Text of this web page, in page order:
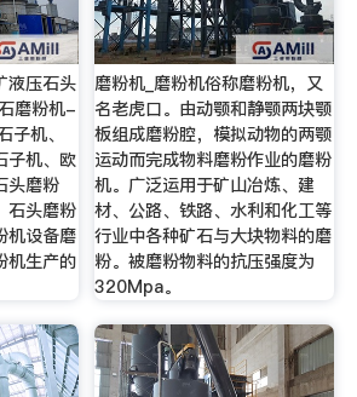
液压石头
磨粉机-
子机、
子机、欧
头磨粉
石头磨粉
机设备磨
机生产的
磨粉机_磨粉机俗称磨粉机，又
名老虎口。由动颚和静颚两块颚
板组成磨粉腔，模拟动物的两颚
运动而完成物料磨粉作业的磨粉
机。广泛运用于矿山冶炼、建
材、公路、铁路、水利和化工等
行业中各种矿石与大块物料的磨
粉。被磨粉物料的抗压强度为
320Mpa。